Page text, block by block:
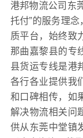
港邦物流公司东
托付”的服务理
质平台，始终致
那曲嘉黎县的专
县货运专线是港
各行各业提供我
和口碑相传，如
解决物流相关问
供从东莞中堂镇